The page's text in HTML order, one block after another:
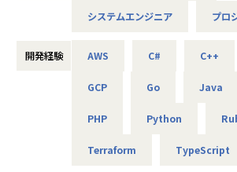
データ活用は当社に根付いた文化ですが、
り、
特に、プロダクトごとに異なる要件に応じた
リや保守性にも課題が残っています。
今後は、より高度なパーソナライズやリスク
AIの精度向上、連携機能等。
市場に幅広い価値を届けるための開発を行な
ダーポジションを募集します。
初めは、ネクストエンジンオーダーメイドの
システムエンジニア プロ
開発経験 AWS C# C++
GCP Go Java
PHP Python
Terraform TypeScript